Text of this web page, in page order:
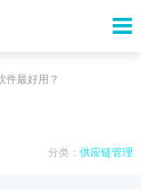
件最好用？
分类：供应链管理